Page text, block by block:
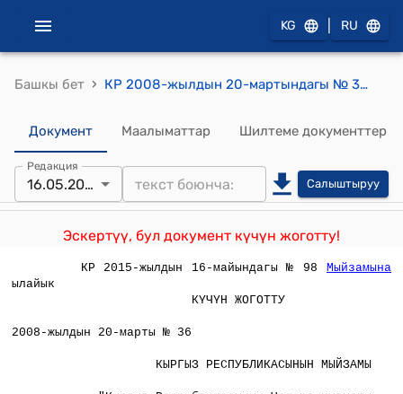
KG RU
Башкы бет › КР 2008-жылдын 20-мартындагы № 36 "Кыргыз Республикасынын Чегара кызматы жөнүндө" Кыргыз Республикасынын Мыйзамына толуктоолор жана өзгөртүүлөр киргизүү тууралу" Мыйзамы
Документ Маалыматтар Шилтеме документтер
Редакция
16.05.2015 Салыштыруу
Эскертүү, бул документ күчүн жоготту!